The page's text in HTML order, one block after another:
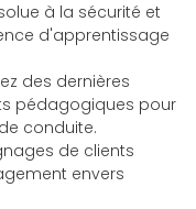
à la sécurité et
d'apprentissage
des dernières
pédagogiques pour
conduite.
de clients
envers